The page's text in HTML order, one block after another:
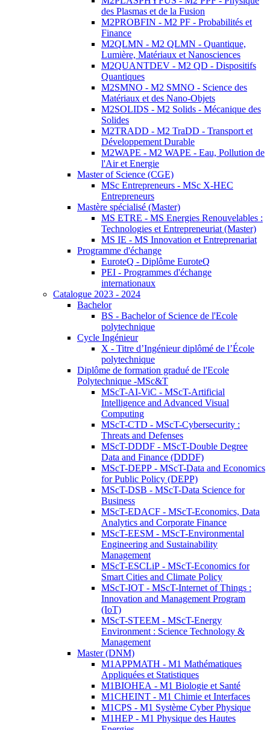
des Plasmas et de la Fusion
M2PROBFIN - M2 PF - Probabilités et
Finance
M2QLMN - M2 QLMN - Quantique,
Lumière, Matériaux et Nanosciences
M2QUANTDEV - M2 QD - Dispositifs
Quantiques
M2SMNO - M2 SMNO - Science des
Matériaux et des Nano-Objets
M2SOLIDS - M2 Solids - Mécanique des
Solides
M2TRADD - M2 TraDD - Transport et
Développement Durable
M2WAPE - M2 WAPE - Eau, Pollution de
l'Air et Energie
Master of Science (CGE)
MSc Entrepreneurs - MSc X-HEC
Entrepreneurs
Mastère spécialisé (Master)
MS ETRE - MS Energies Renouvelables :
Technologies et Entrepreneuriat (Master)
MS IE - MS Innovation et Entreprenariat
Programme d'échange
EuroteQ - Diplôme EuroteQ
PEI - Programmes d'échange
internationaux
Catalogue 2023 - 2024
Bachelor
BS - Bachelor of Science de l'Ecole
polytechnique
Cycle Ingénieur
X - Titre d’Ingénieur diplômé de l’École
polytechnique
Diplôme de formation gradué de l'Ecole
Polytechnique -MSc&T
MScT-AI-ViC - MScT-Artificial
Intelligence and Advanced Visual
Computing
MScT-CTD - MScT-Cybersecurity :
Threats and Defenses
MScT-DDDF - MScT-Double Degree
Data and Finance (DDDF)
MScT-DEPP - MScT-Data and Economics
for Public Policy (DEPP)
MScT-DSB - MScT-Data Science for
Business
MScT-EDACF - MScT-Economics, Data
Analytics and Corporate Finance
MScT-EESM - MScT-Environmental
Engineering and Sustainability
Management
MScT-ESCLiP - MScT-Economics for
Smart Cities and Climate Policy
MScT-IOT - MScT-Internet of Things :
Innovation and Management Program
(IoT)
MScT-STEEM - MScT-Energy
Environment : Science Technology &
Management
Master (DNM)
M1APPMATH - M1 Mathématiques
Appliquées et Statistiques
M1BIOHEA - M1 Biologie et Santé
M1CHEINT - M1 Chimie et Interfaces
M1CPS - M1 Système Cyber Physique
M1HEP - M1 Physique des Hautes